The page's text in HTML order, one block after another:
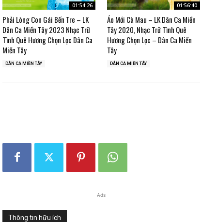
01:54:26
Phải Lòng Con Gái Bến Tre – LK
Dân Ca Miền Tây 2023 Nhạc Trữ
Tình Quê Hương Chọn Lọc Dân Ca
Miền Tây
DÂN CA MIỀN TÂY
01:56:40
Áo Mới Cà Mau – LK Dân Ca Miền
Tây 2020, Nhạc Trữ Tình Quê
Hương Chọn Lọc – Dân Ca Miền
Tây
DÂN CA MIỀN TÂY
Ads
Thông tin hữu ích